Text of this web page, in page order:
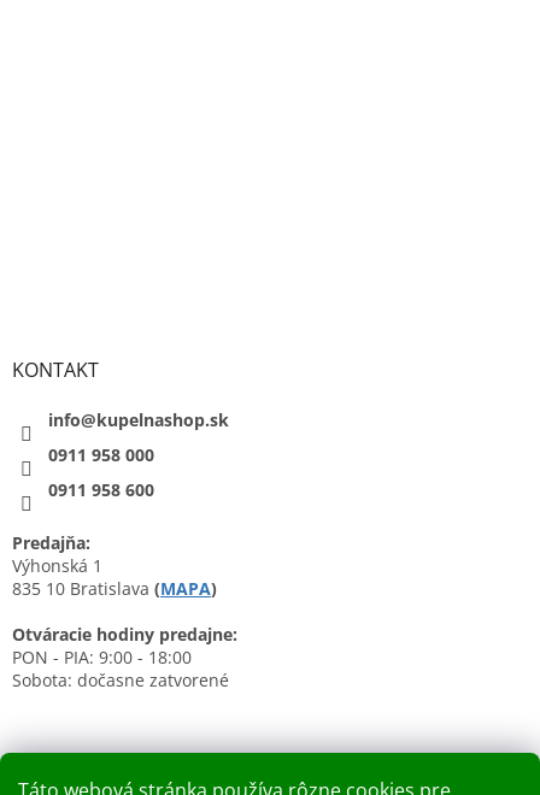
KONTAKT
info@kupelnashop.sk
0911 958 000
0911 958 600
Predajňa:
Výhonská 1
835 10 Bratislava (MAPA)
Otváracie hodiny predajne:
PON - PIA: 9:00 - 18:00
Sobota: dočasne zatvorené